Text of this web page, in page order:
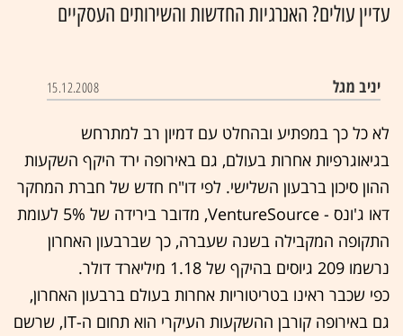
עדיין עולים? האנרגיות החדשות והשירותים העסקיים
יניב מגל 15.12.2008
לא כל כך במפתיע ובהחלט עם דמיון רב למתרחש
בגיאוגרפיות אחרות בעולם, גם באירופה ירד היקף השקעות
ההון סיכון ברבעון השלישי. לפי דו"ח חדש של חברת המחקר
דאו ג'ונס - VentureSource, מדובר בירידה של 5% לעומת
התקופה המקבילה בשנה שעברה, כך שברבעון האחרון
נרשמו 209 גיוסים בהיקף של 1.18 מיליארד דולר.
כפי שכבר ראינו בטריטוריות אחרות בעולם ברבעון האחרון,
גם באירופה קורבן ההשקעות העיקרי הוא תחום ה-IT, שרשם